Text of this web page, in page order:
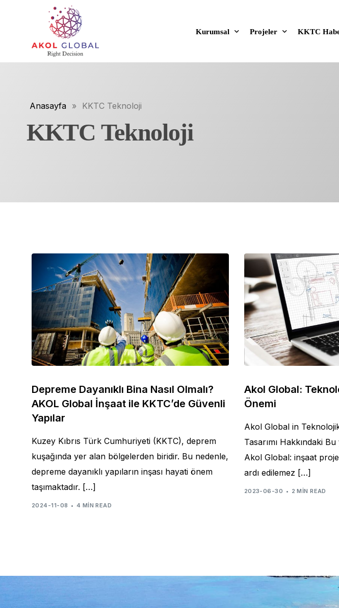
Kurumsal Projeler KKTC
Anasayfa » KKTC Teknoloji
KKTC Teknoloji
Depreme Dayanıklı Bina Nasıl Olmalı?
AKOL Global İnşaat ile KKTC’de Güvenli
Yapılar
Kuzey Kıbrıs Türk Cumhuriyeti (KKTC), deprem
kuşağında yer alan bölgelerden biridir. Bu nedenle,
depreme dayanıklı yapıların inşası hayati önem
taşımaktadır. […]
2024-11-08 4 MIN READ
Akol Global:
Önemi
Akol Global in
Tasarımı Hakkındaki
Akol Global: inşaat
ardı edilemez […]
2023-06-30 2 MIN READ